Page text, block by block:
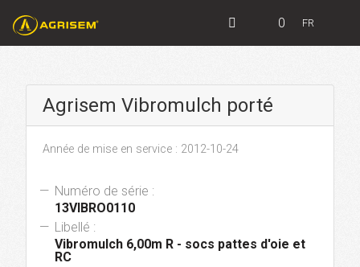
0 FR
Agrisem Vibromulch porté
Année de mise en service : 2012-10-24
Numéro de série :
13VIBRO0110
Libellé :
Vibromulch 6,00m R - socs pattes d'oie et
RC